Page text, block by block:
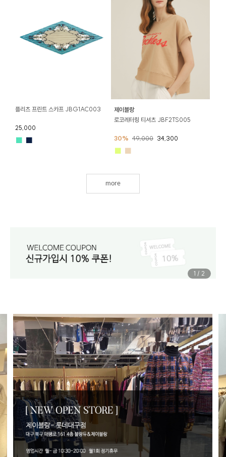
플리츠 프린트 스카프 JBG1AC003
25,000
■ ■
제이블랑
로코레터링 티셔츠 JBF2TS005
30% 49,000 34,300
■ ■
more
1 / 2